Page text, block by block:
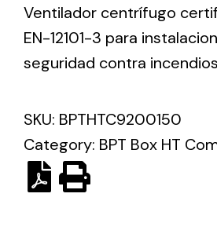
The incorporation of Novovent
meant a greater offer of
different uses
Iluminación Solar
Ventilador centrífugo
EN-12101-3 para
seguridad contra
SKU: BPTHTC9200150
Category: BPT Box HT